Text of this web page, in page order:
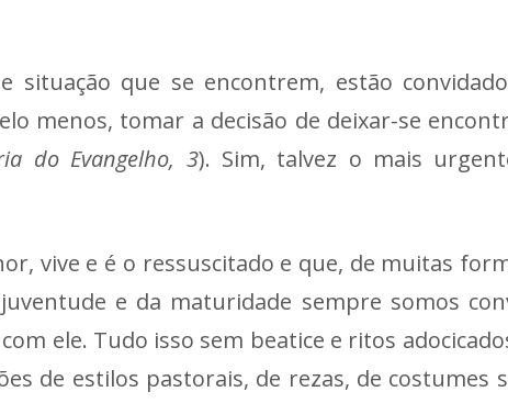
situação que se encontrem, estão
menos, tomar a decisão de deixar-se
do Evangelho, 3). Sim, talvez o mais
vive e é o ressuscitado e que, de muitas
e da maturidade sempre somos
ele. Tudo isso sem beatice e ritos
de estilos pastorais, de rezas, de costumes